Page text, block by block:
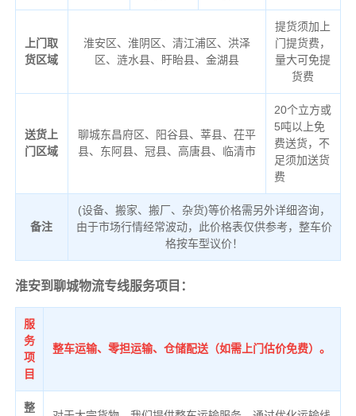
上门取
货区域
淮安区、淮阴区、清江浦区、洪泽
区、涟水县、盱眙县、金湖县
提货须加上
门提货费，
量大可免提
货费
送货上
门区域
聊城东昌府区、阳谷县、莘县、茌平
县、东阿县、冠县、高唐县、临清市
20个立方或
5吨以上免
费送货，不
足须加送货
费
备注
(设备、搬家、搬厂、杂货)等价格需另外详细咨询，
由于市场行情经常波动，此价格表仅供参考，整车价
格按车型议价！
淮安到聊城物流专线服务项目：
服
务
项
目
整车运输、零担运输、仓储配送（如需上门估价免费）。
整